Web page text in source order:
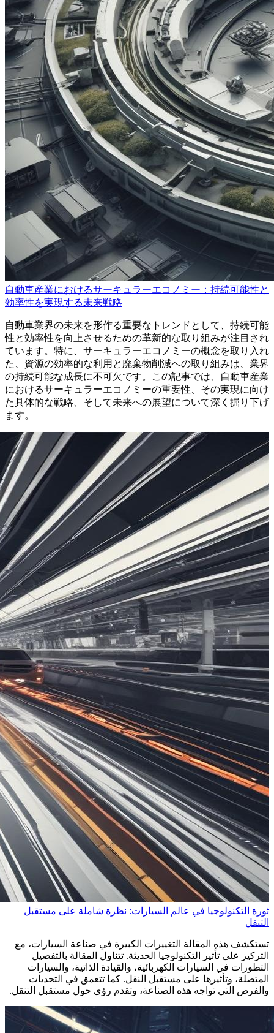
自動車産業におけるサーキュラーエコノミー：持続可能性と
効率性を実現する未来戦略
自動車業界の未来を形作る重要なトレンドとして、持続可能
性と効率性を向上させるための革新的な取り組みが注目され
ています。特に、サーキュラーエコノミーの概念を取り入れ
た、資源の効率的な利用と廃棄物削減への取り組みは、業界
の持続可能な成長に不可欠です。この記事では、自動車産業
におけるサーキュラーエコノミーの重要性、その実現に向け
た具体的な戦略、そして未来への展望について深く掘り下げ
ます。
ثورة التكنولوجيا في عالم السيارات: نظرة شاملة على مستقبل
التنقل
تستكشف هذه المقالة التغييرات الكبيرة في صناعة السيارات، مع
التركيز على تأثير التكنولوجيا الحديثة. تتناول المقالة بالتفصيل
التطورات في السيارات الكهربائية، والقيادة الذاتية، والسيارات
المتصلة، وتأثيرها على مستقبل النقل. كما تتعمق في التحديات
والفرص التي تواجه هذه الصناعة، وتقدم رؤى حول مستقبل التنقل.